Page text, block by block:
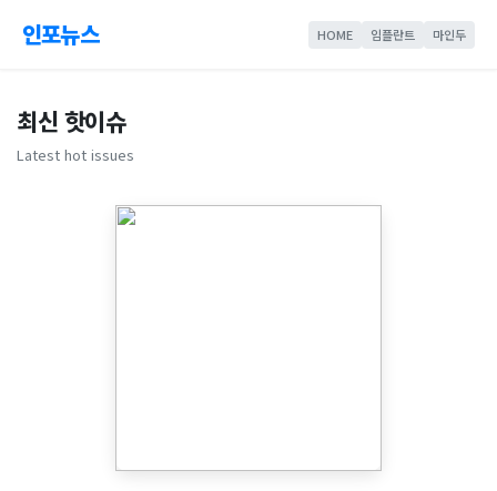
인포뉴스 HOME 임플란트 마인두
최신 핫이슈
Latest hot issues